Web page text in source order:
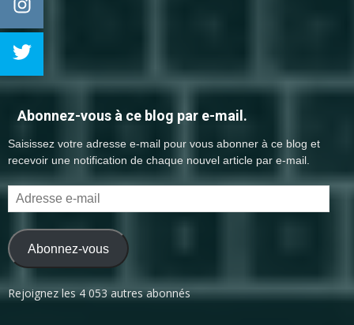
Abonnez-vous à ce blog par e-mail.
Saisissez votre adresse e-mail pour vous abonner à ce blog et
recevoir une notification de chaque nouvel article par e-mail.
Adresse
e-
mail
Abonnez-vous
Rejoignez les 4 053 autres abonnés